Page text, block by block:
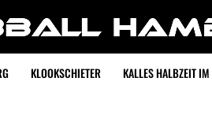
KLOOKSCHIETER KALLES HALBZEIT